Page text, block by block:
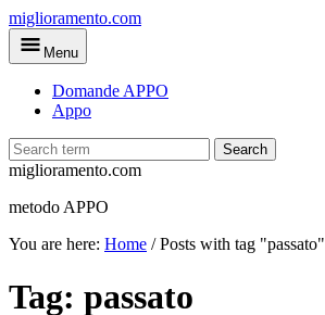
Skip
to
main
miglioramento.com
Menu
Domande APPO
Appo
Search
miglioramento.com
metodo APPO
You are here: Home /Posts with tag "passato"
Tag: passato